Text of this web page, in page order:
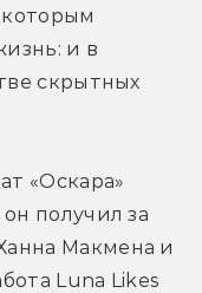
и в
скрытных
«Оскара»
получил за
Макмена и
Luna Likes